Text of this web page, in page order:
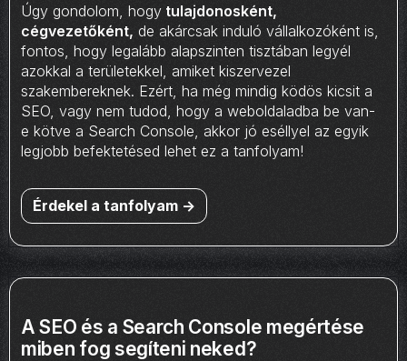
Úgy gondolom, hogy tulajdonosként,
cégvezetőként, de akárcsak induló vállalkozóként is,
fontos, hogy legalább alapszinten tisztában legyél
azokkal a területekkel, amiket kiszervezel
szakembereknek. Ezért, ha még mindig ködös kicsit a
SEO, vagy nem tudod, hogy a weboldaladba be van-
e kötve a Search Console, akkor jó eséllyel az egyik
legjobb befektetésed lehet ez a tanfolyam!
Érdekel a tanfolyam ->
A SEO és a Search Console megértése
miben fog segíteni neked?